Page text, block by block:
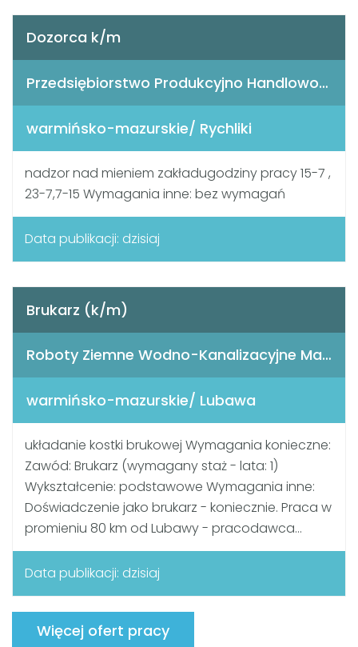
Dozorca k/m
Przedsiębiorstwo Produkcyjno Handlowo- Usługowe "KANIA" Aleksandra Kania
warmińsko-mazurskie/ Rychliki
nadzor nad mieniem zakładugodziny pracy 15-7 ,
23-7,7-15 Wymagania inne: bez wymagań
Data publikacji: dzisiaj
Brukarz (k/m)
Roboty Ziemne Wodno-Kanalizacyjne Marek Sławiński
warmińsko-mazurskie/ Lubawa
układanie kostki brukowej Wymagania konieczne:
Zawód: Brukarz (wymagany staż - lata: 1)
Wykształcenie: podstawowe Wymagania inne:
Doświadczenie jako brukarz - koniecznie. Praca w
promieniu 80 km od Lubawy - pracodawca...
Data publikacji: dzisiaj
Więcej ofert pracy